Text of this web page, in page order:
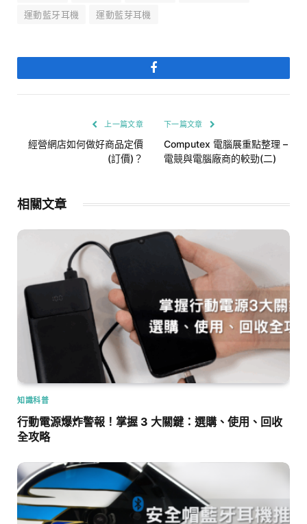
運動藍牙耳機
運動藍芽耳機
Facebook
上一篇文章
經營網店如何做好商品定價
(訂價)？
下一篇文章
Computex 電腦展重點整理 –
電競與電腦廠商的較勁(二)
相關文章
知識科普
行動電源爆炸警報！掌握 3 大關鍵：選購、使用、回收
全攻略